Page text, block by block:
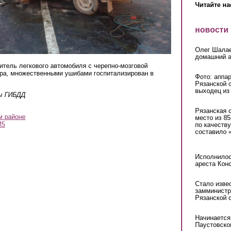
легкового автомобиля с черепно-мозговой
множественными ушибами госпитализирован в
ГИБДД
районе
Читайте
новости
Олег
домашний
Фото:
Рязанской
выходец
Рязанская
место из
по
составило
ареста
Стало
Рязанской